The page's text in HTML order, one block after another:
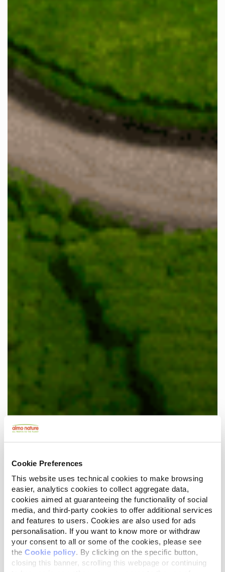
Cookie Preferences
This website uses technical cookies to make browsing
easier, analytics cookies to collect aggregate data,
cookies aimed at guaranteeing the functionality of social
media, and third-party cookies to offer additional services
and features to users. Cookies are also used for ads
personalisation. If you want to know more or withdraw
your consent to all or some of the cookies, please see
the Cookie policy. By clicking on the specific button,
closing this banner, scrolling this webpage or continuing